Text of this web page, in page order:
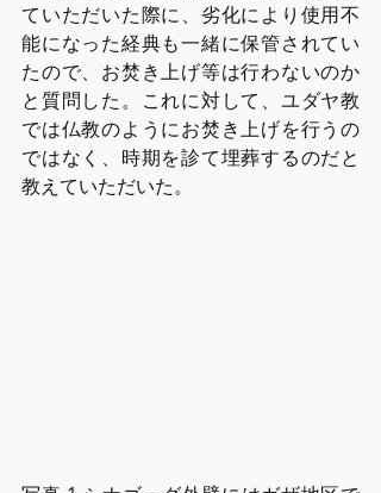
ていただいた際に、劣化により使⽤不
能になった経典も⼀緒に保管されてい
たので、お焚き上げ等は⾏わないのか
と質問した。これに対して、ユダヤ教
では仏教のようにお焚き上げを⾏うの
ではなく、時期を診て埋葬するのだと
教えていただいた。